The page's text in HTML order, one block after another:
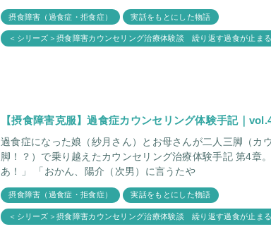
摂食障害（過食症・拒食症） 実話をもとにした物語
＜シリーズ＞摂食障害カウンセリング治療体験談 繰り返す過食が止ま
【摂食障害克服】過食症カウンセリング体験手記｜
過食症になった娘（紗月さん）とお母さんが二人三脚（カ
脚！？）で乗り越えたカウンセリング治療体験手記 第4章。 「今太ったって言うたな
あ！」 「おかん、陽介（次男）に言うたや
摂食障害（過食症・拒食症） 実話をもとにした物語
＜シリーズ＞摂食障害カウンセリング治療体験談 繰り返す過食が止ま